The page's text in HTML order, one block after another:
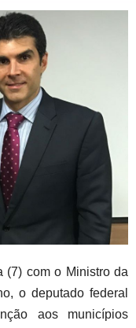
(7) com o Ministro da
o deputado federal
aos municípios